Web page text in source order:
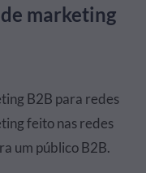
marketing
B2B para redes
feito nas redes
um público B2B.